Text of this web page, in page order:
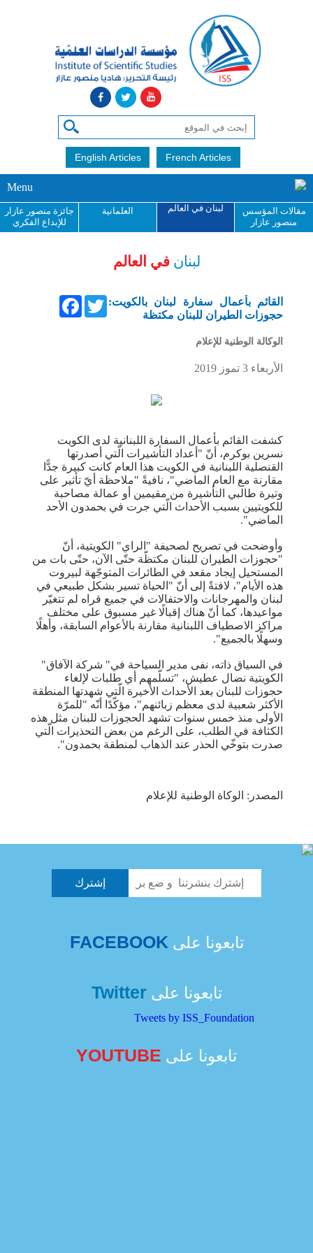
English Articles French Articles
Menu
مقالات المؤسس
منصور عازار
لبنان في العالم العلمانية
جائزة منصور عازار
للإبداع الفكري
لبنان في العالم
FacebookTwitter القائم بأعمال سفارة لبنان بالكويت:
حجوزات الطيران للبنان مكتظة
الوكالة الوطنية للإعلام
الأربعاء 3 تموز 2019
كشفت القائم بأعمال السفارة ال​لبنان​ية لدى ​الكويت​
نسرين بوكرم، أنّ "أعداد التأشيرات الّتي أصدرتها
القنصلية اللبنانية في الكويت هذا العام كانت كبيرة جدًّا
مقارنة مع العام الماضي"، نافيةً "ملاحظة أيّ تأثير على
وتيرة طالبي التأشيرة من مقيمين أو عمالة مصاحبة
للكويتيين بسبب الأحداث الّتي جرت في ​بحمدون​ الأحد
الماضي".
وأوضحت في تصريح لصحيفة "الراي" الكويتية، أنّ
"حجوزات الطيران للبنان مكتظّة حتّى الآن، حتّى بات من
المستحيل إيجاد مقعد في الطائرات المتوجّهة ل​بيروت​
هذه الأيام"، لافتةً إلى أنّ "الحياة تسير بشكل طبيعي في
لبنان والمهرجانات والاحتفالات في جميع قراه لم تتغيّر
مواعيدها، كما أنّ هناك إقبالًا غير مسبوق على مختلف
مراكز الاصطياف اللبنانية مقارنة بالأعوام السابقة، وأهلًا
وسهلًا بالجميع".
في السياق ذاته، نفى مدير السياحة في" شركة الآفاق"
الكويتية نضال عطيش، "تسلّمهم أي طلبات لإلغاء
حجوزات للبنان بعد الأحداث الأخيرة الّتي شهدتها المنطقة
الأكثر شعبية لدى معظم زبائنهم"، مؤكّدًا أنّه "للمرّة
الأولى منذ خمس سنوات تشهد الحجوزات للبنان مثل هذه
الكثافة في الطلب، على الرغم من بعض التحذيرات الّتي
صدرت بتوخّي الحذر عند الذهاب لمنطقة بحمدون".
المصدر: الوكاة الوطنية للإعلام
تابعونا على FACEBOOK
تابعونا علىTwitter
Tweets by ISS_Foundation
تابعونا على YOUTUBE